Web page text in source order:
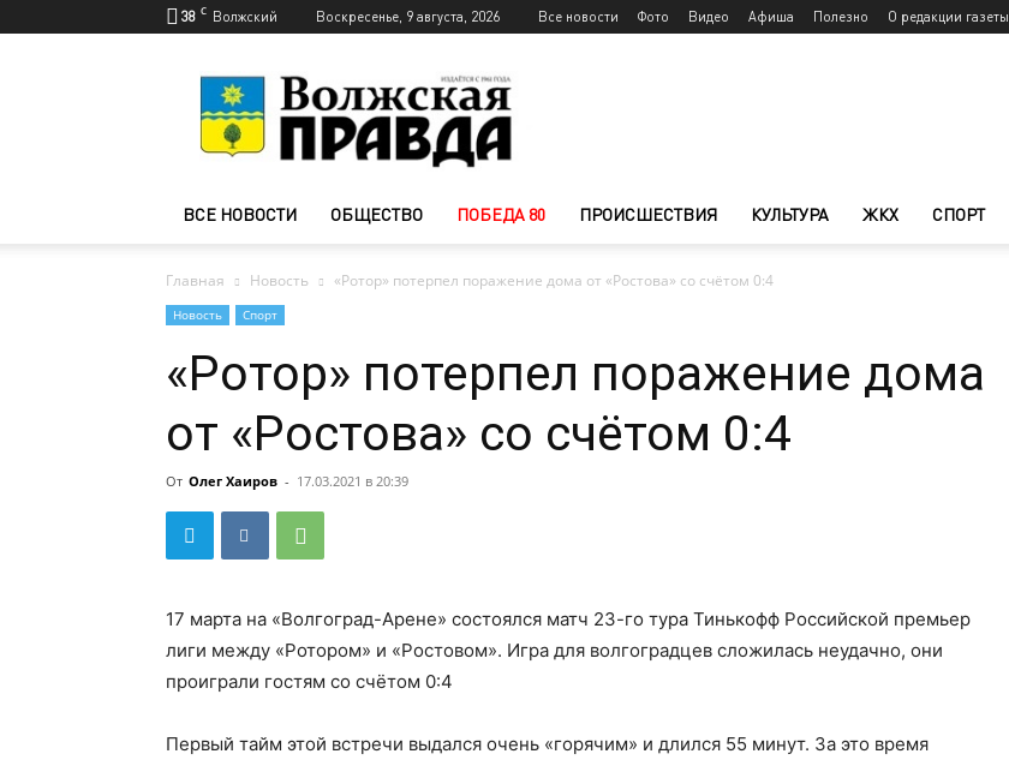
38 C Волжский Воскресенье, 9 августа, 2026 Все новости Фото Видео Афиша Полезно О редакции газеты
Волжского
—
Волжская
ВСЕ НОВОСТИ ОБЩЕСТВО ПОБЕДА 80 ПРОИСШЕСТВИЯ КУЛЬТУРА ЖКХ СПОРТ
Главная Новость «Ротор» потерпел поражение дома от «Ростова» со счётом 0:4
Новость Спорт
«Ротор» потерпел поражение дома
от «Ростова» со счётом 0:4
От Олег Хаиров - 17.03.2021 в 20:39
17 марта на «Волгоград-Арене» состоялся матч 23-го тура Тинькофф Российской премьер
лиги между «Ротором» и «Ростовом». Игра для волгоградцев сложилась неудачно, они
проиграли гостям со счётом 0:4
Первый тайм этой встречи выдался очень «горячим» и длился 55 минут. За это время